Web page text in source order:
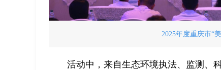
2025年度重庆市“
活动中，来自生态环境执法、监测、